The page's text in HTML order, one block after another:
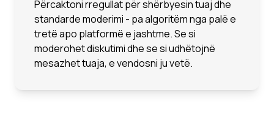
Përcaktoni rregullat për shërbyesin tuaj dhe
standarde moderimi - pa algoritëm nga palë e
tretë apo platformë e jashtme. Se si
moderohet diskutimi dhe se si udhëtojnë
mesazhet tuaja, e vendosni ju vetë.